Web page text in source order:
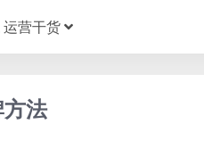
运营干货
法